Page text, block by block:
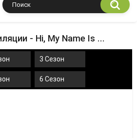
- Hi, My Name Is ...
3 Сезон
6 Сезон